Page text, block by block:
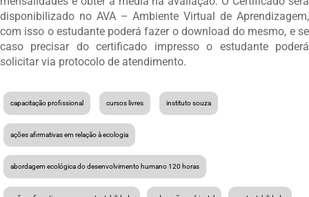
disponibilizado no AVA – Ambiente Virtual de Aprendizagem,
com isso o estudante poderá fazer o download do mesmo, e se
caso precisar do certificado impresso o estudante poderá
solicitar via protocolo de atendimento.
capacitação profissional cursos livres instituto souza
ações afirmativas em relação à ecologia
abordagem ecológica do desenvolvimento humano 120 horas